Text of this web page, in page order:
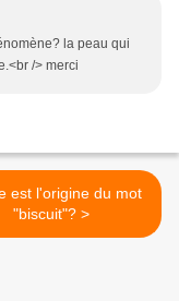
la peau qui
/> merci
est l'origine du mot
"biscuit"? >